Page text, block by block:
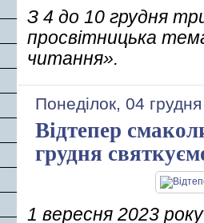
З 4 до 10 грудня
просвітницька
читання».
Понеділок, 04
Відтепер
грудня
1 вересня 2023